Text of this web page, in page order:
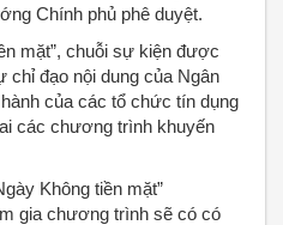
Chính phủ phê duyệt.
mặt”, chuỗi sự kiện được
chỉ đạo nội dung của Ngân
của các tổ chức tín dụng
các chương trình khuyến
Không tiền mặt”
gia chương trình sẽ có có